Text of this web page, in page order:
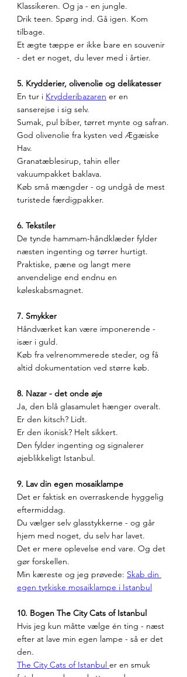
Klassikeren. Og ja - en jungle.
Drik teen. Spørg ind. Gå igen. Kom
tilbage.
Et ægte tæppe er ikke bare en souvenir
- det er noget, du lever med i årtier.
5. Krydderier, olivenolie og delikatesser
En tur i Krydderibazaren er en
sanserejse i sig selv.
Sumak, pul biber, tørret mynte og safran.
God olivenolie fra kysten ved Ægæiske
Hav.
Granatæblesirup, tahin eller
vakuumpakket baklava.
Køb små mængder - og undgå de mest
turistede færdigpakker.
6. Tekstiler
De tynde hammam-håndklæder fylder
næsten ingenting og tørrer hurtigt.
Praktiske, pæne og langt mere
anvendelige end endnu en
køleskabsmagnet.
7. Smykker
Håndværket kan være imponerende -
især i guld.
Køb fra velrenommerede steder, og få
altid dokumentation ved større køb.
8. Nazar - det onde øje
Ja, den blå glasamulet hænger overalt.
Er den kitsch? Lidt.
Er den ikonisk? Helt sikkert.
Den fylder ingenting og signalerer
øjeblikkeligt Istanbul.
9. Lav din egen mosaiklampe
Det er faktisk en overraskende hyggelig
eftermiddag.
Du vælger selv glasstykkerne - og går
hjem med noget, du selv har lavet.
Det er mere oplevelse end vare. Og det
gør forskellen.
Min kæreste og jeg prøvede: Skab din
egen tyrkiske mosaiklampe i Istanbul
10. Bogen The City Cats of Istanbul
Hvis jeg kun måtte vælge én ting - næst
efter at lave min egen lampe - så er det
den.
The City Cats of Istanbul er en smuk